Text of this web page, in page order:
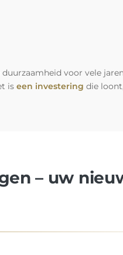
duurzaamheid voor vele
is een investering die
– uw